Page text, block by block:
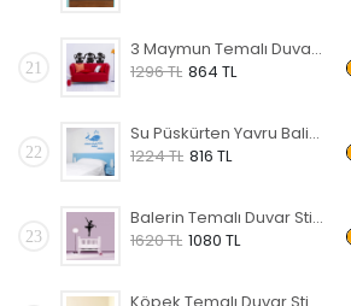
21
3 Maymun Temalı Duvar Sticker
1296 TL 864 TL
22
Su Püskürten Yavru Balina Temalı Duvar Sticker
1224 TL 816 TL
23
Balerin Temalı Duvar Sticker
1620 TL 1080 TL